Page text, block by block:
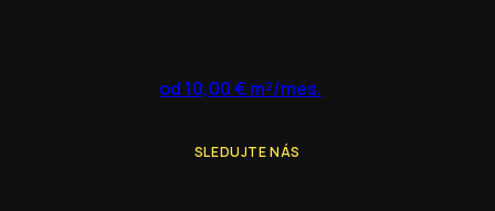
od 10,00 € m²/mes.
SLEDUJTE NÁS